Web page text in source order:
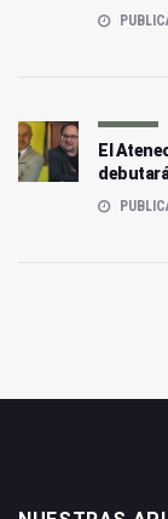
El